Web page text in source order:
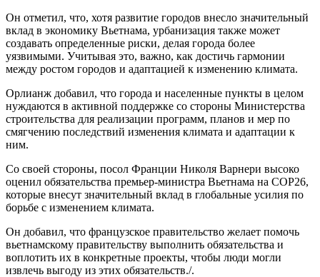
Он отметил, что, хотя развитие городов внесло значительный
вклад в экономику Вьетнама, урбанизация также может
создавать определенные риски, делая города более
уязвимыми. Учитывая это, важно, как достичь гармонии
между ростом городов и адаптацией к изменению климата.
Орлианж добавил, что города и населенные пункты в целом
нуждаются в активной поддержке со стороны Министерства
строительства для реализации программ, планов и мер по
смягчению последствий изменения климата и адаптации к
ним.
Со своей стороны, посол Франции Николя Варнери высоко
оценил обязательства премьер-министра Вьетнама на COP26,
которые внесут значительный вклад в глобальные усилия по
борьбе с изменением климата.
Он добавил, что французское правительство желает помочь
вьетнамскому правительству выполнить обязательства и
воплотить их в конкретные проекты, чтобы люди могли
извлечь выгоду из этих обязательств./.